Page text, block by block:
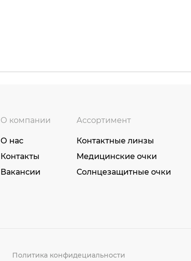
О компании
О нас
Контакты
Вакансии
Ассортимент
Контактные линзы
Медицинские очки
Солнцезащитные очки
Политика конфидециальности